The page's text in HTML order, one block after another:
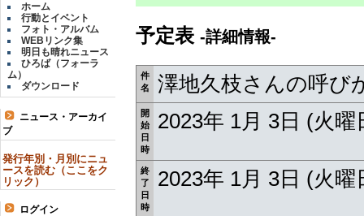
ホーム
行動とイベント
フォト・アルバム
WEBリンク集
明日も晴れニュース
ひろば（フォーラ
ム）
ダウンロード
ニュース・アーカイ
ブ
発行年別・月別にニュ
ースを読む（ここをク
リック）
ログイン
予定表 -詳細情報-
件
名
澤地久枝さんの呼び
開
始
日
時
2023年 1月 3日 (火
終
了
日
時
2023年 1月 3日 (火